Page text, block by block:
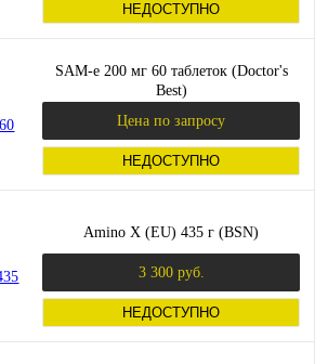
НЕДОСТУПНО
SAM-e 200 мг 60 таблеток (Doctor's
Best)
Цена по запросу
НЕДОСТУПНО
Amino X (EU) 435 г (BSN)
3 300 руб.
НЕДОСТУПНО